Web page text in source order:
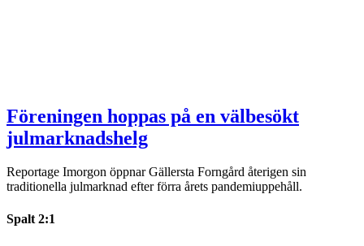
Föreningen hoppas på en välbesökt
julmarknadshelg
Reportage Imorgon öppnar Gällersta Forngård återigen sin
traditionella julmarknad efter förra årets pandemiuppehåll.
Spalt 2:1